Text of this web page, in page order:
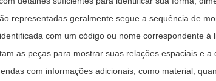
representadas geralmente segue a sequência de
com um código ou nome correspondente à
as peças para mostrar suas relações espaciais e a
com informações adicionais, como material,